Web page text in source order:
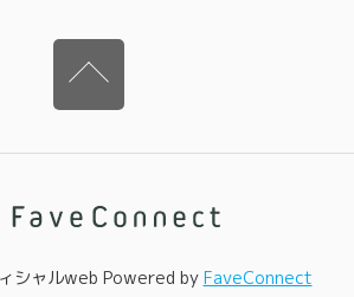
シャルweb Powered by FaveConnect